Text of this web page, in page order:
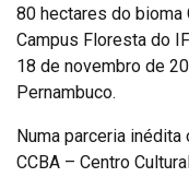
80 hectares do bioma
Campus Floresta do
18 de novembro de
Pernambuco.
Numa parceria
CCBA – Centro